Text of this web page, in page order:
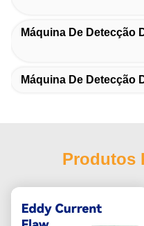
Máquina De Detecção
Máquina De Detecção
Produtos